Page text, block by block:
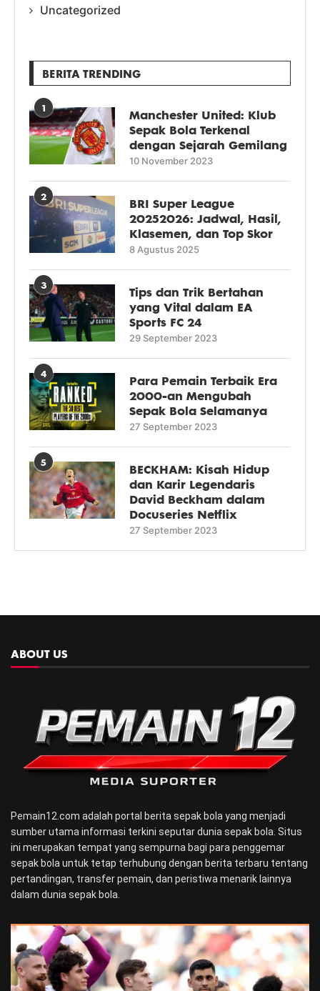
Uncategorized
BERITA TRENDING
1
Manchester United: Klub
Sepak Bola Terkenal
dengan Sejarah Gemilang
10 November 2023
2
BRI Super League
20252026: Jadwal, Hasil,
Klasemen, dan Top Skor
8 Agustus 2025
3
Tips dan Trik Bertahan
yang Vital dalam EA
Sports FC 24
29 September 2023
4
Para Pemain Terbaik Era
2000-an Mengubah
Sepak Bola Selamanya
27 September 2023
5
BECKHAM: Kisah Hidup
dan Karir Legendaris
David Beckham dalam
Docuseries Netflix
27 September 2023
ABOUT US
Pemain12.com adalah portal berita sepak bola yang menjadi
sumber utama informasi terkini seputar dunia sepak bola. Situs
ini merupakan tempat yang sempurna bagi para penggemar
sepak bola untuk tetap terhubung dengan berita terbaru tentang
pertandingan, transfer pemain, dan peristiwa menarik lainnya
dalam dunia sepak bola.